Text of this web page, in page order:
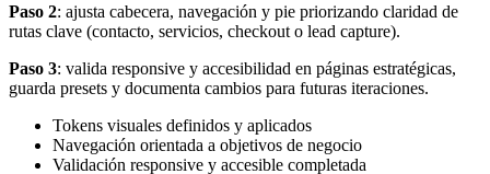
Paso 2: ajusta cabecera, navegación y pie priorizando claridad de
rutas clave (contacto, servicios, checkout o lead capture).
Paso 3: valida responsive y accesibilidad en páginas estratégicas,
guarda presets y documenta cambios para futuras iteraciones.
Tokens visuales definidos y aplicados
Navegación orientada a objetivos de negocio
Validación responsive y accesible completada